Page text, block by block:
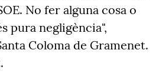
No fer alguna cosa o
pura negligència",
Coloma de Gramenet.